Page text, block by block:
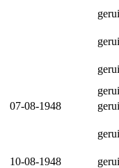
07-08-1948
10-08-1948